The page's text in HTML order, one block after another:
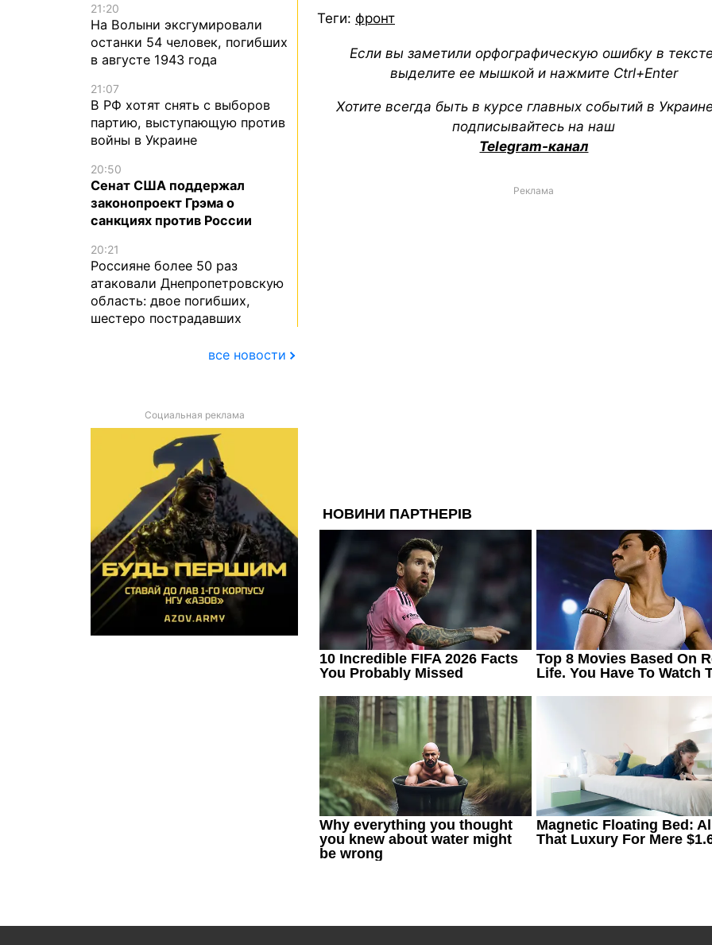
Теги: фронт
Если вы заметили орфографическую ошибку в
выделите ее мышкой и нажмите Ctrl+Enter
Хотите всегда быть в курсе главных событий в
подписывайтесь на наш
Telegram-канал
Реклама
21:20
На Волыни эксгумировали
останки 54 человек, погибших
в августе 1943 года
21:07
В РФ хотят снять с выборов
партию, выступающую против
войны в Украине
20:50
Сенат США поддержал
законопроект Грэма о
санкциях против России
20:21
Россияне более 50 раз
атаковали Днепропетровскую
область: двое погибших,
шестеро пострадавших
все новости
Социальная реклама